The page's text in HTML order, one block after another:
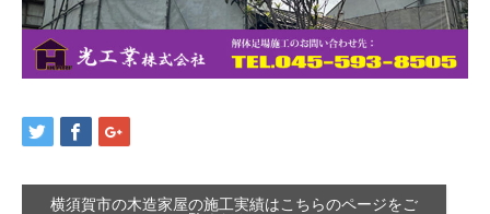
横須賀市の木造家屋の施工実績はこちらのページをご